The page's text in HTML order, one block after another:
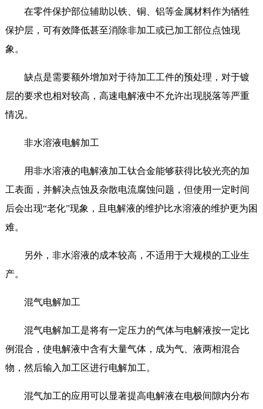
在零件保护部位辅助以铁、铜、铝等金属材料作为牺牲
保护层，可有效降低甚至消除非加工或已加工部位点蚀现
象。
缺点是需要额外增加对于待加工工件的预处理，对于镀
层的要求也相对较高，高速电解液中不允许出现脱落等严重
情况。
非水溶液电解加工
用非水溶液的电解液加工钛合金能够获得比较光亮的加
工表面，并解决点蚀及杂散电流腐蚀问题，但使用一定时间
后会出现“老化”现象，且电解液的维护比水溶液的维护更为困
难。
另外，非水溶液的成本较高，不适用于大规模的工业生
产。
混气电解加工
混气电解加工是将有一定压力的气体与电解液按一定比
例混合，使电解液中含有大量气体，成为气、液两相混合
物，然后输入加工区进行电解加工。
混气加工的应用可以显著提高电解液在电极间隙内分布